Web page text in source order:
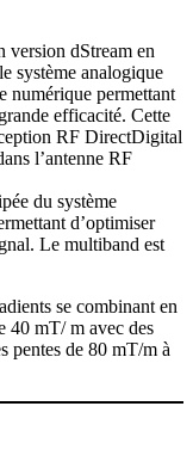
version dStream en
système analogique
numérique permettant
efficacité. Cette
RF DirectDigital
l’antenne RF
du système
d’optimiser
Le multiband est
se combinant en
40 mT/ m avec des
pentes de 80 mT/m à